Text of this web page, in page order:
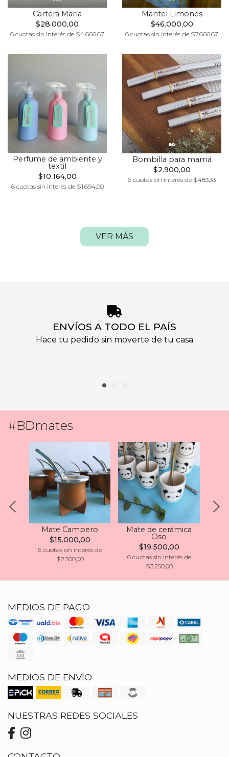
Cartera María
$28.000,00
6 cuotas sin interés de $4.666,67
Mantel Limones
$46.000,00
6 cuotas sin interés de $7.666,67
Perfume de ambiente y
textil
$10.164,00
6 cuotas sin interés de $1.694,00
Bombilla para mamá
$2.900,00
6 cuotas sin interés de $483,33
VER MÁS
ENVÍOS A TODO EL PAÍS
Hace tu pedido sin moverte de tu casa
#BDmates
Mate Campero
$15.000,00
6 cuotas sin interés de
$2.500,00
Mate de cerámica
Oso
$19.500,00
6 cuotas sin interés de
$3.250,00
MEDIOS DE PAGO
MEDIOS DE ENVÍO
NUESTRAS REDES SOCIALES